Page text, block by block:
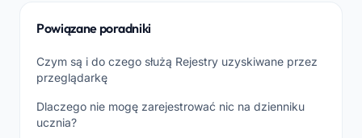
Powiązane poradniki
Czym są i do czego służą Rejestry uzyskiwane przez
przeglądarkę
Dlaczego nie mogę zarejestrować nic na dzienniku
ucznia?